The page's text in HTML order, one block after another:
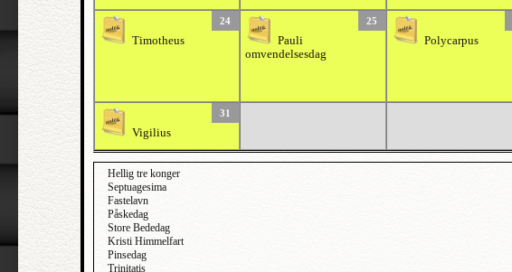
24
Timotheus
25
Pauli
omvendelsesdag
Polycarpus
31
Vigilius
Hellig tre konger
Septuagesima
Fastelavn
Påskedag
Store Bededag
Kristi Himmelfart
Pinsedag
Trinitatis